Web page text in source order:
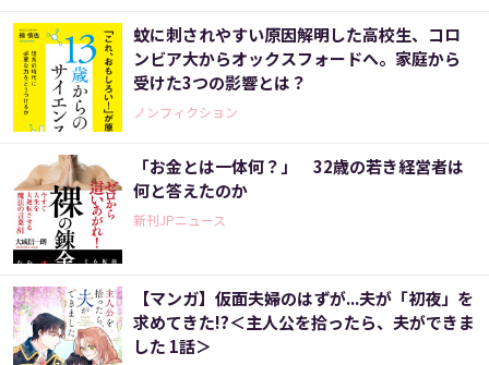
蚊に刺されやすい原因解明した高校生、コロ
ンビア大からオックスフォードへ。家庭から
受けた3つの影響とは？
ノンフィクション
「お金とは一体何？」 32歳の若き経営者は
何と答えたのか
新刊JPニュース
【マンガ】仮面夫婦のはずが...夫が「初夜」を
求めてきた!?＜主人公を拾ったら、夫ができま
した 1話＞